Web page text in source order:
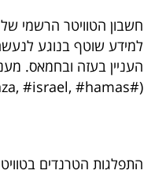
חשבון הטוויטר הרשמי
למידע שוטף בנוגע
העניין בעזה ובחמאס.
(#gaza, #israel, #hamas) מתפלגים ברחבי העולם.
התפלגות הטרנדים